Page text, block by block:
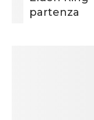
partenza